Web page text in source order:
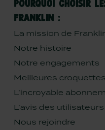
FRANKLIN :
La mission de
Notre histoire
Notre engagements
Meilleures croquettes
L’incroyable
L’avis des utilisateurs
Nous rejoindre